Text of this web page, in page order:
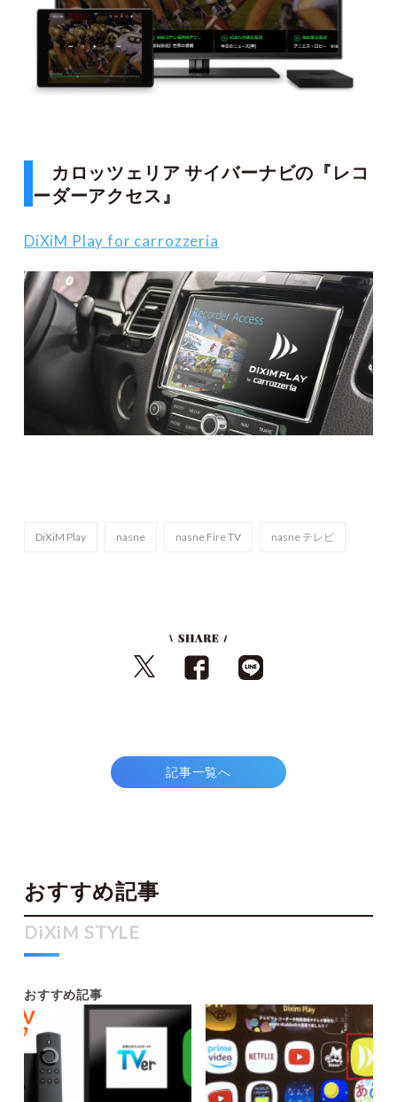
カロッツェリア サイバーナビの『レコ
ーダーアクセス』
DiXiM Play for carrozzeria
DiXiM Play nasne nasne Fire TV nasne テレビ
記事一覧へ
おすすめ記事
おすすめ記事